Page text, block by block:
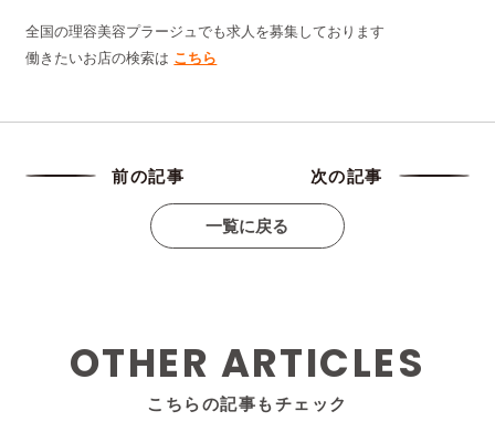
全国の理容美容プラージュでも求人を募集しております
働きたいお店の検索は こちら
前の記事 次の記事
一覧に戻る
OTHER ARTICLES
こちらの記事もチェック